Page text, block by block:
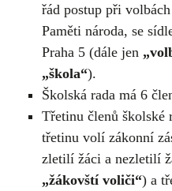
řád postup při
Paměti národa, se
Praha 5 (dále jen
„škola“).
Školská rada má 6
Třetinu členů školské
třetinu volí zákonní
zletilí žáci a nezletilí
„žákovští voliči“) a